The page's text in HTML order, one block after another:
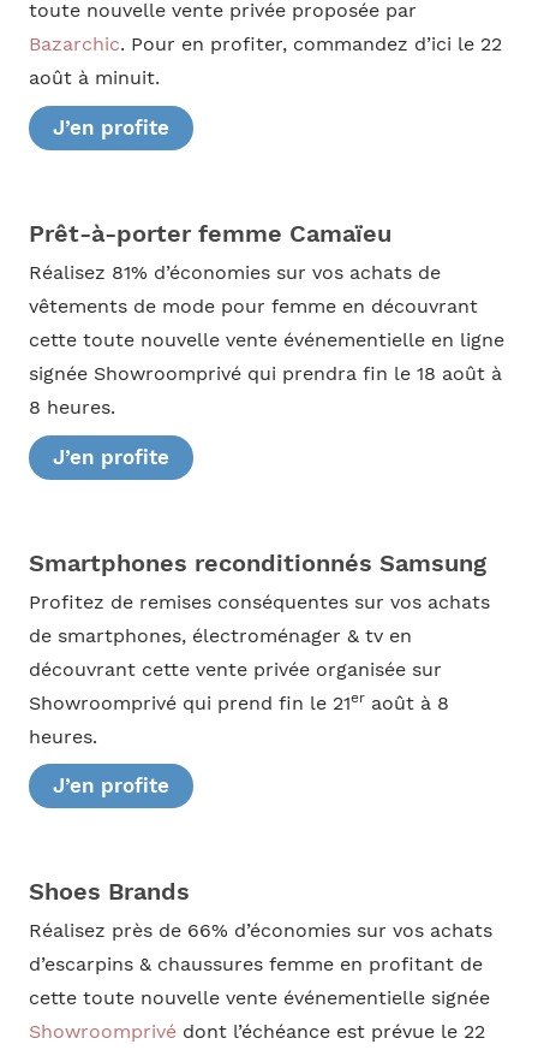
toute nouvelle vente privée proposée par
Bazarchic. Pour en profiter, commandez d’ici le 22
août à minuit.
J’en profite
Prêt-à-porter femme Camaïeu
Réalisez 81% d’économies sur vos achats de
vêtements de mode pour femme en découvrant
cette toute nouvelle vente événementielle en ligne
signée Showroomprivé qui prendra fin le 18 août à
8 heures.
J’en profite
Smartphones reconditionnés Samsung
Profitez de remises conséquentes sur vos achats
de smartphones, électroménager & tv en
découvrant cette vente privée organisée sur
Showroomprivé qui prend fin le 21eraoût à 8
heures.
J’en profite
Shoes Brands
Réalisez près de 66% d’économies sur vos achats
d’escarpins & chaussures femme en profitant de
cette toute nouvelle vente événementielle signée
Showroomprivédont l’échéance est prévue le 22